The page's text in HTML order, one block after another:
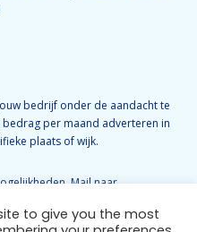
bedrijf onder de aandacht te
per maand adverteren in
plaats of wijk.
Mail naar
to give you the most